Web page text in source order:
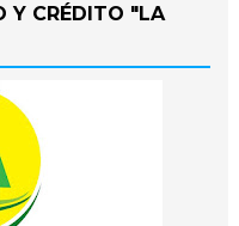
Y CRÉDITO "LA